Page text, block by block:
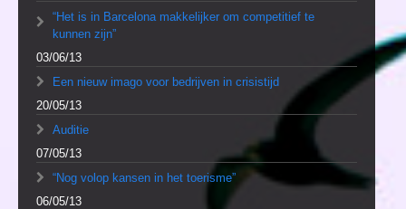
“Het is in Barcelona makkelijker om competitief te
kunnen zijn”
03/06/13
Een nieuw imago voor bedrijven in crisistijd
20/05/13
Auditie
07/05/13
“Nog volop kansen in het toerisme”
06/05/13